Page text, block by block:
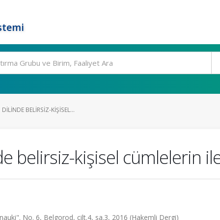
DILINDE BELIRSIZ-KIŞISEL...
belirsiz-kişisel cümlelerin
No. 6, Belgorod, cilt.4, sa.3, 2016 (Hakemli Dergi)